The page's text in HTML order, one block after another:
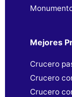
Mejores
Crucero
Crucero
Crucero